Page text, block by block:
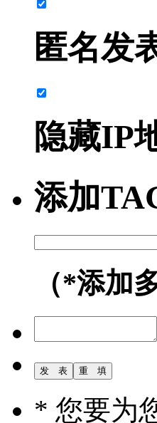
匿名发
隐藏IP
添加
（*添加
* 您要为